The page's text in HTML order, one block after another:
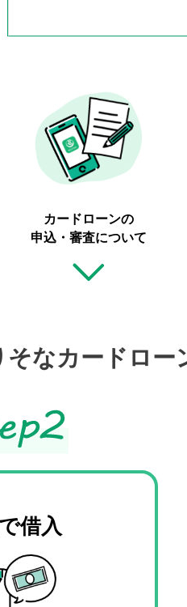
カードローンの
申込・審査について
そなカードロー
借入